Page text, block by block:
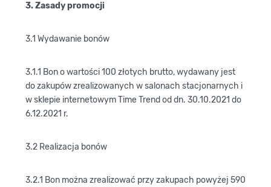
3. Zasady promocji
3.1 Wydawanie bonów
3.1.1 Bon o wartości 100 złotych brutto, wydawany jest
do zakupów zrealizowanych w salonach stacjonarnych i
w sklepie internetowym Time Trend od dn. 30.10.2021 do
6.12.2021 r.
3.2 Realizacja bonów
3.2.1 Bon można zrealizować przy zakupach powyżej 590